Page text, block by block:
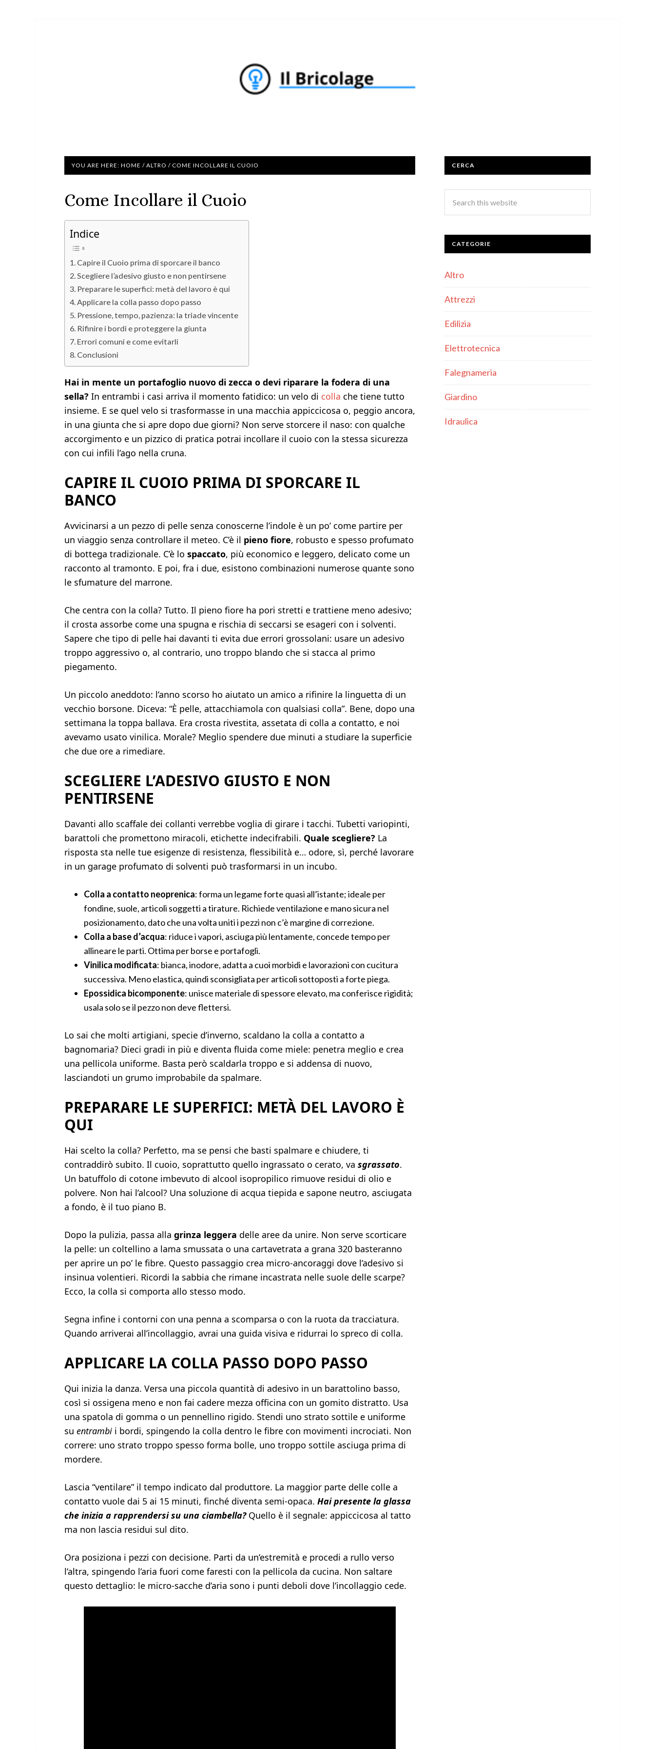
YOU ARE HERE: HOME / ALTRO / COME INCOLLARE IL CUOIO
Come Incollare il Cuoio
Indice
Capire il Cuoio prima di sporcare il banco
Scegliere l’adesivo giusto e non pentirsene
Preparare le superfici: metà del lavoro è qui
Applicare la colla passo dopo passo
Pressione, tempo, pazienza: la triade vincente
Rifinire i bordi e proteggere la giunta
Errori comuni e come evitarli
Conclusioni
Hai in mente un portafoglio nuovo di zecca o devi riparare la fodera di una
sella? In entrambi i casi arriva il momento fatidico: un velo di colla che tiene tutto
insieme. E se quel velo si trasformasse in una macchia appiccicosa o, peggio ancora,
in una giunta che si apre dopo due giorni? Non serve storcere il naso: con qualche
accorgimento e un pizzico di pratica potrai incollare il cuoio con la stessa sicurezza
con cui infili l’ago nella cruna.
CAPIRE IL CUOIO PRIMA DI SPORCARE IL
BANCO
Avvicinarsi a un pezzo di pelle senza conoscerne l’indole è un po’ come partire per
un viaggio senza controllare il meteo. C’è il pieno fiore, robusto e spesso profumato
di bottega tradizionale. C’è lo spaccato, più economico e leggero, delicato come un
racconto al tramonto. E poi, fra i due, esistono combinazioni numerose quante sono
le sfumature del marrone.
Che centra con la colla? Tutto. Il pieno fiore ha pori stretti e trattiene meno adesivo;
il crosta assorbe come una spugna e rischia di seccarsi se esageri con i solventi.
Sapere che tipo di pelle hai davanti ti evita due errori grossolani: usare un adesivo
troppo aggressivo o, al contrario, uno troppo blando che si stacca al primo
piegamento.
Un piccolo aneddoto: l’anno scorso ho aiutato un amico a rifinire la linguetta di un
vecchio borsone. Diceva: “È pelle, attacchiamola con qualsiasi colla”. Bene, dopo una
settimana la toppa ballava. Era crosta rivestita, assetata di colla a contatto, e noi
avevamo usato vinilica. Morale? Meglio spendere due minuti a studiare la superficie
che due ore a rimediare.
SCEGLIERE L’ADESIVO GIUSTO E NON
PENTIRSENE
Davanti allo scaffale dei collanti verrebbe voglia di girare i tacchi. Tubetti variopinti,
barattoli che promettono miracoli, etichette indecifrabili. Quale scegliere? La
risposta sta nelle tue esigenze di resistenza, flessibilità e… odore, sì, perché lavorare
in un garage profumato di solventi può trasformarsi in un incubo.
Colla a contatto neoprenica: forma un legame forte quasi all’istante; ideale per
fondine, suole, articoli soggetti a tirature. Richiede ventilazione e mano sicura nel
posizionamento, dato che una volta uniti i pezzi non c’è margine di correzione.
Colla a base d’acqua: riduce i vapori, asciuga più lentamente, concede tempo per
allineare le parti. Ottima per borse e portafogli.
Vinilica modificata: bianca, inodore, adatta a cuoi morbidi e lavorazioni con cucitura
successiva. Meno elastica, quindi sconsigliata per articoli sottoposti a forte piega.
Epossidica bicomponente: unisce materiale di spessore elevato, ma conferisce rigidità;
usala solo se il pezzo non deve flettersi.
Lo sai che molti artigiani, specie d’inverno, scaldano la colla a contatto a
bagnomaria? Dieci gradi in più e diventa fluida come miele: penetra meglio e crea
una pellicola uniforme. Basta però scaldarla troppo e si addensa di nuovo,
lasciandoti un grumo improbabile da spalmare.
PREPARARE LE SUPERFICI: METÀ DEL LAVORO È
QUI
Hai scelto la colla? Perfetto, ma se pensi che basti spalmare e chiudere, ti
contraddirò subito. Il cuoio, soprattutto quello ingrassato o cerato, va sgrassato.
Un batuffolo di cotone imbevuto di alcool isopropilico rimuove residui di olio e
polvere. Non hai l’alcool? Una soluzione di acqua tiepida e sapone neutro, asciugata
a fondo, è il tuo piano B.
Dopo la pulizia, passa alla grinza leggera delle aree da unire. Non serve scorticare
la pelle: un coltellino a lama smussata o una cartavetrata a grana 320 basteranno
per aprire un po’ le fibre. Questo passaggio crea micro‑ancoraggi dove l’adesivo si
insinua volentieri. Ricordi la sabbia che rimane incastrata nelle suole delle scarpe?
Ecco, la colla si comporta allo stesso modo.
Segna infine i contorni con una penna a scomparsa o con la ruota da tracciatura.
Quando arriverai all’incollaggio, avrai una guida visiva e ridurrai lo spreco di colla.
APPLICARE LA COLLA PASSO DOPO PASSO
Qui inizia la danza. Versa una piccola quantità di adesivo in un barattolino basso,
così si ossigena meno e non fai cadere mezza officina con un gomito distratto. Usa
una spatola di gomma o un pennellino rigido. Stendi uno strato sottile e uniforme
su entrambi i bordi, spingendo la colla dentro le fibre con movimenti incrociati. Non
correre: uno strato troppo spesso forma bolle, uno troppo sottile asciuga prima di
mordere.
Lascia “ventilare” il tempo indicato dal produttore. La maggior parte delle colle a
contatto vuole dai 5 ai 15 minuti, finché diventa semi‑opaca. Hai presente la glassa
che inizia a rapprendersi su una ciambella?Quello è il segnale: appiccicosa al tatto
ma non lascia residui sul dito.
Ora posiziona i pezzi con decisione. Parti da un’estremità e procedi a rullo verso
l’altra, spingendo l’aria fuori come faresti con la pellicola da cucina. Non saltare
questo dettaglio: le micro‑sacche d’aria sono i punti deboli dove l’incollaggio cede.
CERCA
CATEGORIE
Altro
Attrezzi
Edilizia
Elettrotecnica
Falegnameria
Giardino
Idraulica